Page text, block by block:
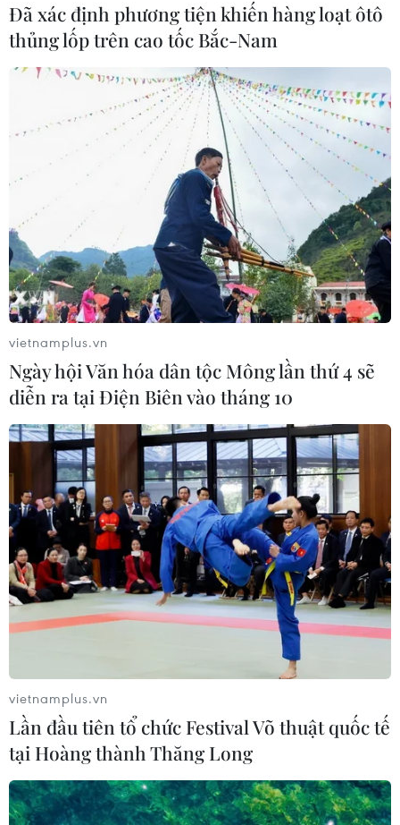
TIN CÙNG CHUYÊN MỤC
Cuộc tìm kiếm và vá lại những 'trái
tim lỗi '
07/08/2026 04:03
Đã xác định phương tiện khiến hàng loạt ôtô
thủng lốp trên cao tốc Bắc-Nam
vietnamplus.vn
Ngày hội Văn hóa dân tộc Mông lần thứ 4 sẽ
diễn ra tại Điện Biên vào tháng 10
vietnamplus.vn
Lần đầu tiên tổ chức Festival Võ thuật quốc tế
tại Hoàng thành Thăng Long